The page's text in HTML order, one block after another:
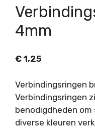
4mm
€ 1,25
Verbindingsringen
Verbindingsringen
benodigdheden
diverse kleuren